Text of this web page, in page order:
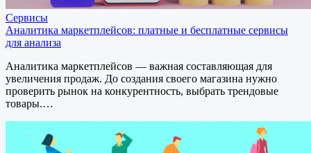
Сервисы
Аналитика маркетплейсов: платные и бесплатные сервисы
для анализа
Аналитика маркетплейсов — важная составляющая для
увеличения продаж. До создания своего магазина нужно
проверить рынок на конкурентность, выбрать трендовые
товары.…